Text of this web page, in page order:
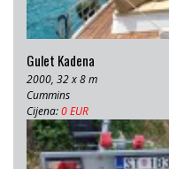
Gulet Kadena
2000, 32 x 8 m
Cummins
Cijena:0 EUR